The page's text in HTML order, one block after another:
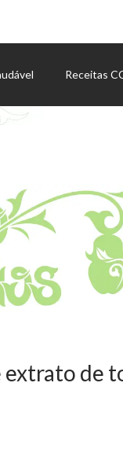
Receitas
de